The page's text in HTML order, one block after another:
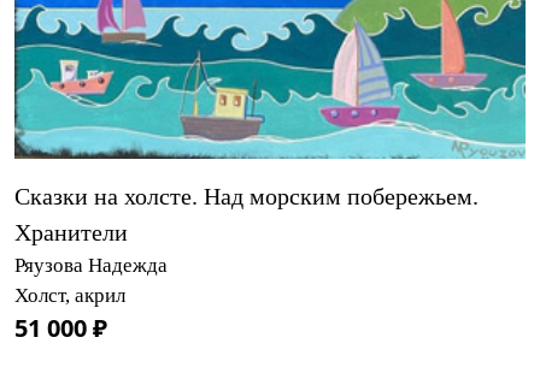
Сказки на холсте. Над морским побережьем.
Хранители
Ряузова Надежда
Холст, акрил
51 000 ₽